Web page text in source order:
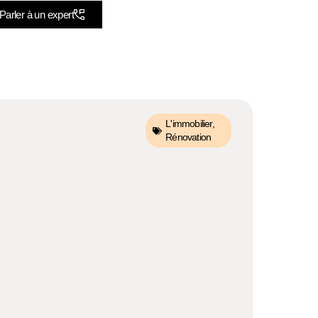
Parler à un expert
L'immobilier,
Rénovation